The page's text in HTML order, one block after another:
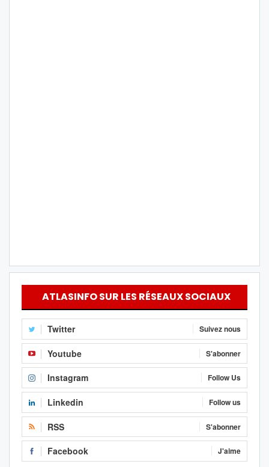
ATLASINFO SUR LES RÉSEAUX SOCIAUX
Twitter Suivez nous
Youtube S'abonner
Instagram Follow Us
Linkedin Follow us
RSS S'abonner
Facebook J'aime